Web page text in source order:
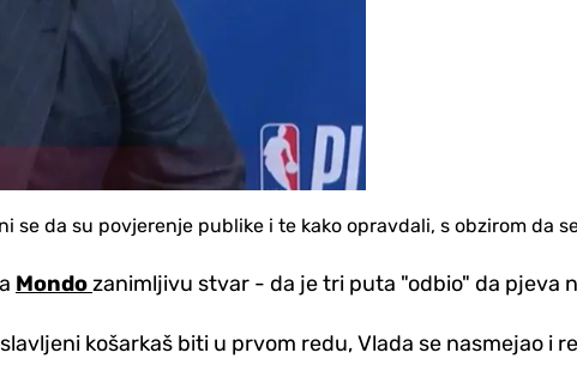
se da su povjerenje publike i te kako opravdali, s obzirom da
Mondozanimljivu stvar - da je tri puta "odbio" da pjeva
košarkaš biti u prvom redu, Vlada se nasmejao i